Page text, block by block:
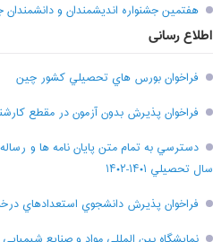
هفتمين جشنواره انديشمندان و دانشمندان
اطلاع رسانی
فراخوان بورس هاي تحصيلي کشور چين
فراخوان پذيرش بدون آزمون در مقطع
دسترسي به تمام متن پايان نامه ها و
سال تحصيلي ۱۴۰۱-۱۴۰۲
فراخوان پذيرش دانشجوي استعدادهاي